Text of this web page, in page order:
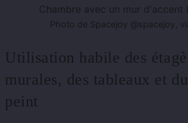
Chambre avec un mur d'accent
Photo de Spacejoy @spacejoy,
Utilisation habile des
murales, des tableaux et
peint